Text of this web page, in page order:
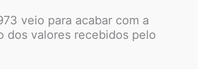
veio para acabar com a
dos valores recebidos pelo